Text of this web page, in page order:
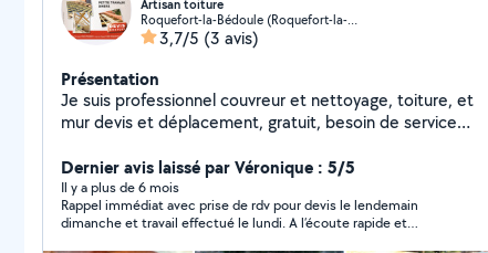
Artisan toiture
Roquefort-la-Bédoule (Roquefort-la-Bédoule)
3,7/5 (3 avis)
Présentation
Je suis professionnel couvreur et nettoyage, toiture, et
mur devis et déplacement, gratuit, besoin de service
Dernier avis laissé par Véronique : 5/5
Il y a plus de 6 mois
Rappel immédiat avec prise de rdv pour devis le lendemain
dimanche et travail effectué le lundi. A l’écoute rapide et